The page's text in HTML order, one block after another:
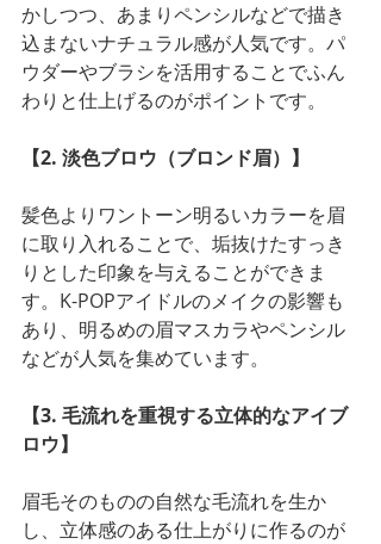
かしつつ、あまりペンシルなどで描き
込まないナチュラル感が人気です。パ
ウダーやブラシを活用することでふん
わりと仕上げるのがポイントです。
【2. 淡色ブロウ（ブロンド眉）】
髪色よりワントーン明るいカラーを眉
に取り入れることで、垢抜けたすっき
りとした印象を与えることができま
す。K-POPアイドルのメイクの影響も
あり、明るめの眉マスカラやペンシル
などが人気を集めています。
【3. 毛流れを重視する立体的なアイブ
ロウ】
眉毛そのものの自然な毛流れを生か
し、立体感のある仕上がりに作るのが